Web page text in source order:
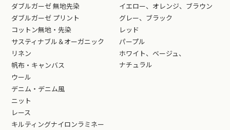
ダブルガーゼ 無地先染
ダブルガーゼ プリント
コットン無地・先染
サスティナブル＆オーガニック
リネン
帆布・キャンバス
ウール
デニム・デニム風
ニット
レース
キルティングナイロンラミネー
イエロー、オレンジ、ブラウン
グレー、ブラック
レッド
パープル
ホワイト、ベージュ、
ナチュラル